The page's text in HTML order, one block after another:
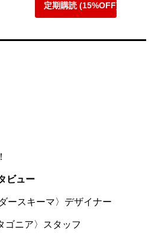
定期購読 (15%OFF)
ビュー
ースキーマ〉デザイナー
ニア〉スタッフ